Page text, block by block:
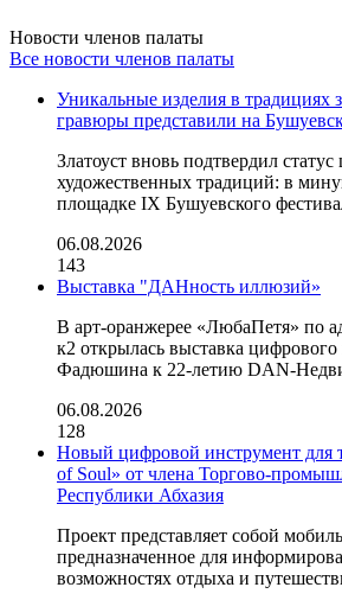
Новости членов палаты
Все новости членов палаты
Уникальные изделия в традициях
гравюры представили на
Златоуст вновь подтвердил статус
художественных традиций: в
площадке IX Бушуевского
06.08.2026
143
Выставка "ДАНность иллюзий»
В арт-оранжерее «ЛюбаПетя» по
к2 открылась выставка цифрового
Фадюшина к 22-летию DAN-
06.08.2026
128
Новый цифровой инструмент для
of Soul» от члена Торгово-
Республики Абхазия
Проект представляет собой
предназначенное для
возможностях отдыха и